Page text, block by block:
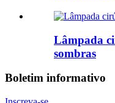
Lâmpada
sombras
Boletim informativo